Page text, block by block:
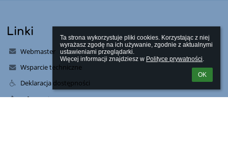
Ta strona wykorzystuje pliki cookies. Korzystając z niej
wyrażasz zgodę na ich używanie, zgodnie z aktualnymi
ustawieniami przeglądarki.
Więcej informacji znajdziesz w Polityce prywatności.
OK
Linki
Webmaster
Wsparcie techniczne
Deklaracja dostępności
Informacje prawne